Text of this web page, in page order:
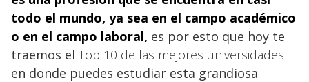
todo el mundo, ya sea en el campo académico
o en el campo laboral, es por esto que hoy te
traemos el Top 10 de las mejores universidades
en donde puedes estudiar esta grandiosa